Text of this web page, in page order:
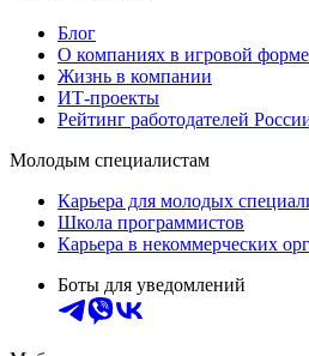
Блог
О компаниях в игровой форме
Жизнь в компании
ИТ-проекты
Рейтинг работодателей
Молодым специалистам
Карьера для молодых
Школа программистов
Карьера в некоммерческих
Боты для уведомлений